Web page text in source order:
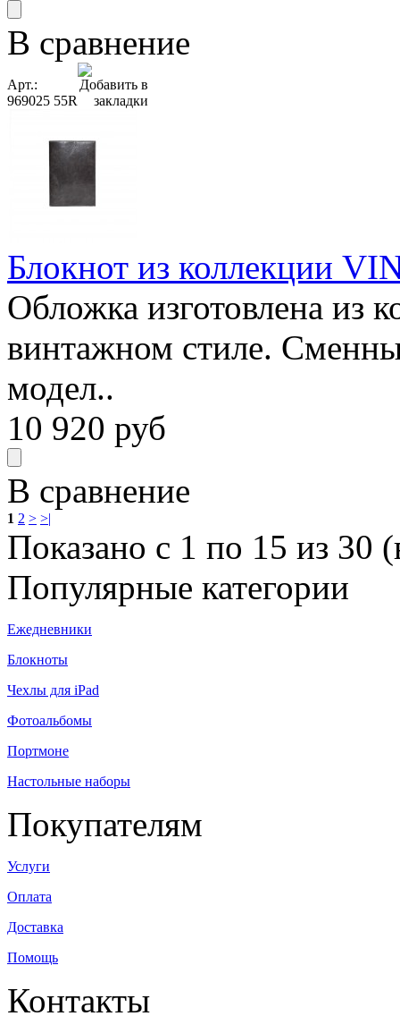
В сравнение
Арт.:
969025 55R
Блокнот из коллекции
Обложка изготовлена из
винтажном стиле.
модел..
10 920 руб
В сравнение
1 2 > >|
Показано с 1 по 15 из 30
Популярные категории
Ежедневники
Блокноты
Чехлы для iPad
Фотоальбомы
Портмоне
Настольные наборы
Покупателям
Услуги
Оплата
Доставка
Помощь
Контакты